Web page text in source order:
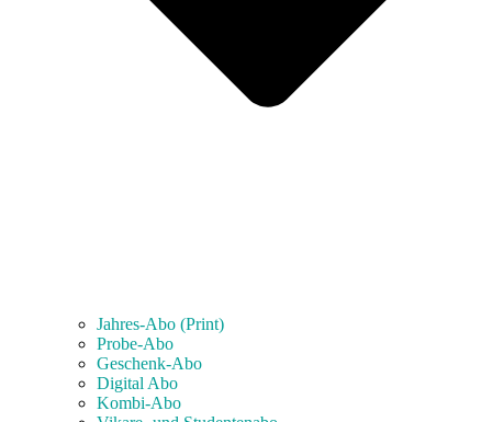
Jahres-Abo (Print)
Probe-Abo
Geschenk-Abo
Digital Abo
Kombi-Abo